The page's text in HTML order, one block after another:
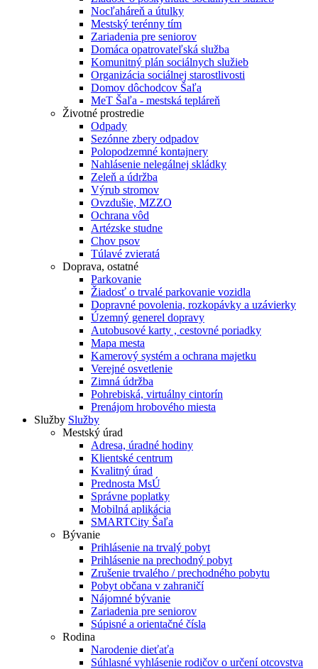
Nocľaháreň a útulky
Mestský terénny tím
Zariadenia pre seniorov
Domáca opatrovateľská služba
Komunitný plán sociálnych služieb
Organizácia sociálnej starostlivosti
Domov dôchodcov Šaľa
MeT Šaľa - mestská tepláreň
Životné prostredie
Odpady
Sezónne zbery odpadov
Polopodzemné kontajnery
Nahlásenie nelegálnej skládky
Zeleň a údržba
Výrub stromov
Ovzdušie, MZZO
Ochrana vôd
Artézske studne
Chov psov
Túlavé zvieratá
Doprava, ostatné
Parkovanie
Žiadosť o trvalé parkovanie vozidla
Dopravné povolenia, rozkopávky a uzávierky
Územný generel dopravy
Autobusové karty , cestovné poriadky
Mapa mesta
Kamerový systém a ochrana majetku
Verejné osvetlenie
Zimná údržba
Pohrebiská, virtuálny cintorín
Prenájom hrobového miesta
Služby Služby
Mestský úrad
Adresa, úradné hodiny
Klientské centrum
Kvalitný úrad
Prednosta MsÚ
Správne poplatky
Mobilná aplikácia
SMARTCity Šaľa
Bývanie
Prihlásenie na trvalý pobyt
Prihlásenie na prechodný pobyt
Zrušenie trvalého / prechodného pobytu
Pobyt občana v zahraničí
Nájomné bývanie
Zariadenia pre seniorov
Súpisné a orientačné čísla
Rodina
Narodenie dieťaťa
Súhlasné vyhlásenie rodičov o určení otcovstva